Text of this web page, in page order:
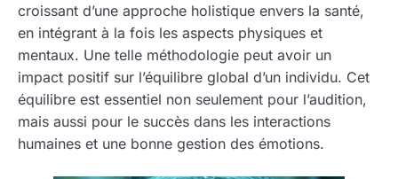
croissant d’une approche holistique envers la santé,
en intégrant à la fois les aspects physiques et
mentaux. Une telle méthodologie peut avoir un
impact positif sur l’équilibre global d’un individu. Cet
équilibre est essentiel non seulement pour l’audition,
mais aussi pour le succès dans les interactions
humaines et une bonne gestion des émotions.